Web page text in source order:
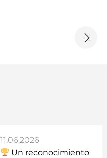
Factor IA: un espacio
para conversar ...